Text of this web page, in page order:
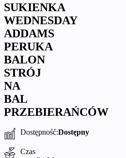
SUKIENKA
WEDNESDAY
ADDAMS
PERUKA
BALON
STRÓJ
NA
BAL
PRZEBIERAŃCÓW
Dostępność:Dostępny
Czas